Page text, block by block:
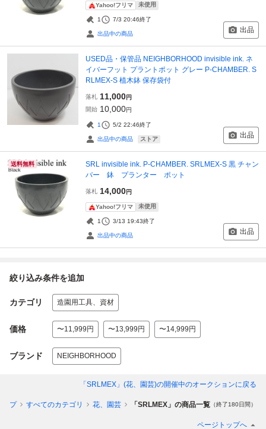
Yahoo!フリマ 未使用
1 7/3 20:46終了
出品中の商品 出品
USED品・保管品 NEIGHBORHOOD invisible ink. ネ
イバーフット プラントポット グレー P-CHAMBER. S
RLMEX-S 植木鉢 保存袋付
落札 11,000円
開始 10,000円
1 5/2 22:46終了
出品中の商品 ストア 出品
送料無料
SRL invisible ink. P-CHAMBER. SRLMEX-S 黒 チャン
バー 鉢 プランター ポット
落札 14,000円
Yahoo!フリマ 未使用
1 3/13 19:43終了
出品中の商品 出品
絞り込み条件を追加
カテゴリ 造園用工具、資材
価格 〜11,999円 〜13,999円 〜14,999円
ブランド NEIGHBORHOOD
「SRLMEX」(花、園芸)の開催中のオークションに戻る
ップ すべてのカテゴリ 花、園芸 「SRLMEX」の商品一覧 （終了180日間）
ページトップへ